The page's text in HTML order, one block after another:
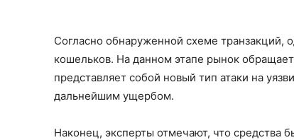
Согласно обнаруженной схеме транзакций,
кошельков. На данном этапе рынок
представляет собой новый тип атаки на
дальнейшим ущербом.
Наконец, эксперты отмечают, что средства